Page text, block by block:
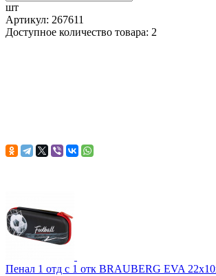
шт
Артикул: 267611
Доступное количество товара: 2
Пенал 1 отд с 1 отк BRAUBERG EVA